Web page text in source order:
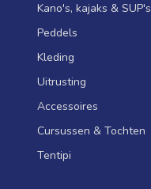
Kano's, kajaks & SUP's
Peddels
Kleding
Uitrusting
Accessoires
Cursussen & Tochten
Tentipi